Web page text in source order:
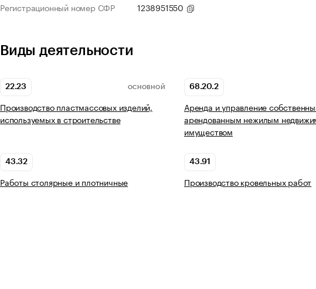
Регистрационный номер СФР 1238951550
Виды деятельности
22.23 ОСНОВНОЙ
Производство пластмассовых изделий,
используемых в строительстве
68.20.2
Аренда и управление
арендованным нежилым
имуществом
43.32
Работы столярные и плотничные
43.91
Производство кровельных работ